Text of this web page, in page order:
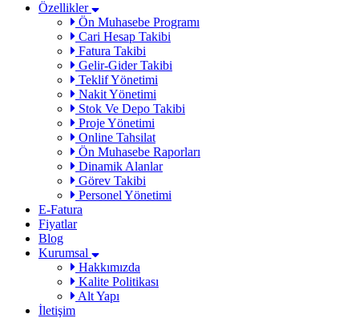
Özellikler
Ön Muhasebe Programı
Cari Hesap Takibi
Fatura Takibi
Gelir-Gider Takibi
Teklif Yönetimi
Nakit Yönetimi
Stok Ve Depo Takibi
Proje Yönetimi
Online Tahsilat
Ön Muhasebe Raporları
Dinamik Alanlar
Görev Takibi
Personel Yönetimi
E-Fatura
Fiyatlar
Blog
Kurumsal
Hakkımızda
Kalite Politikası
Alt Yapı
İletişim